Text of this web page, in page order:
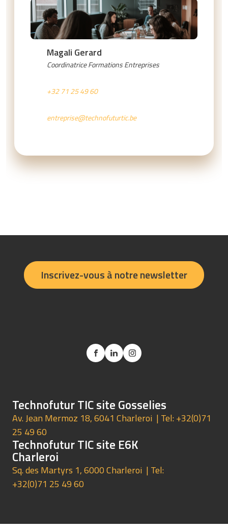
Magali Gerard
Coordinatrice Formations Entreprises
+32 71 25 49 60
entreprise@technofuturtic.be
Inscrivez-vous à notre newsletter
Technofutur TIC site Gosselies
Av. Jean Mermoz 18, 6041 Charleroi | Tel: +32(0)71
25 49 60
Technofutur TIC site E6K
Charleroi
Sq. des Martyrs 1, 6000 Charleroi | Tel:
+32(0)71 25 49 60
FacebookLinkedinInstagram